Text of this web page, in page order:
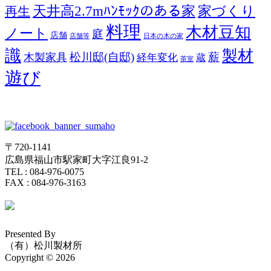
再生 天井高2.7mﾊﾝﾓｯｸのある家 家づくり
ノート
店舗 店舗等 庭 料理 日本の木の家 木材豆知
識 木製家具 松川邸(自邸) 経年変化 茶室 蔵 薪 製材
遊び
〒720-1141
広島県福山市駅家町大字江良91-2
TEL : 084-976-0075
FAX : 084-976-3163
Presented By
（有）松川製材所
Copyright © 2026